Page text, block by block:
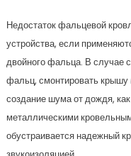
Недостаток фальцевой
устройства, если
двойного фальца. В случае
фальц, смонтировать
создание шума от дождя,
металлическими
обустраивается надежный